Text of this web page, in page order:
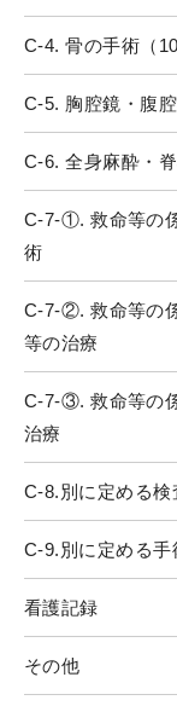
C-4. 骨の手術（10
C-5. 胸腔鏡・腹
C-6. 全身麻酔・
C-7-①. 救命等の
術
C-7-②. 救命等の
等の治療
C-7-③. 救命等の
治療
C-8.別に定める検
C-9.別に定める手
看護記録
その他